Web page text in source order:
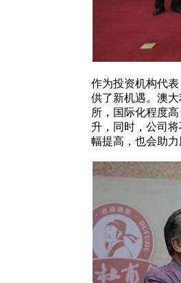
作为投资机构代
供了新机遇。澳
所，国际化程度
升，同时，公司
幅提高，也会助